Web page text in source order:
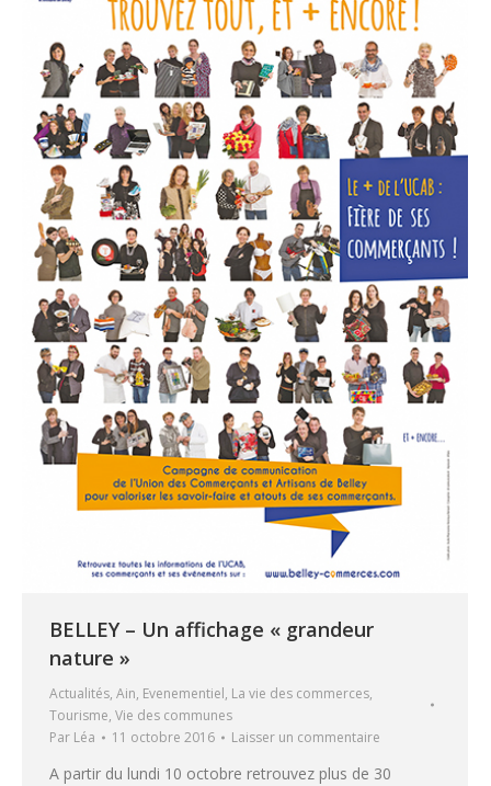
BELLEY – Un affichage « grandeur
nature »
Actualités, Ain, Evenementiel, La vie des commerces,
Tourisme, Vie des communes
Par Léa 11 octobre 2016 Laisser un commentaire
A partir du lundi 10 octobre retrouvez plus de 30